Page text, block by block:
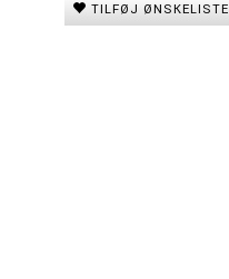
TILFØJ ØNSKELISTE